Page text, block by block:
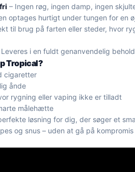
– Ingen røg, ingen damp, ingen
optages hurtigt under tungen for en
til brug på farten eller steder, hvor
Leveres i en fuldt genanvendelig
Tropical?
cigaretter
ånde
rygning eller vaping ikke er tilladt
målehætte
løsning for dig, der søger et
og snus – uden at gå på